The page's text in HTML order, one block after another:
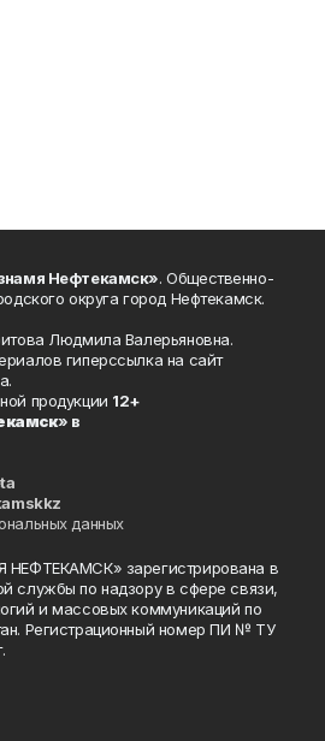
Нефтекамск». Общественно-
округа город Нефтекамск.
Людмила Валерьяновна.
гиперссылка на сайт
продукции 12+
» в
данных
НЕФТЕКАМСК» зарегистрирована в
службы по надзору в сфере связи,
и массовых коммуникаций по
Регистрационный номер ПИ № ТУ